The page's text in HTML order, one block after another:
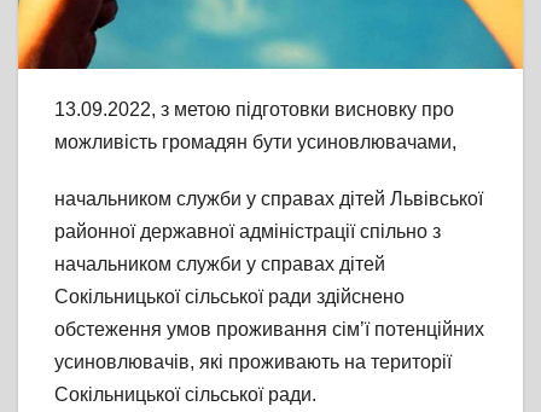
13.09.2022, з метою підготовки висновку про
можливість громадян бути усиновлювачами,
начальником служби у справах дітей Львівської
районної державної адміністрації спільно з
начальником служби у справах дітей
Сокільницької сільської ради здійснено
обстеження умов проживання сім’ї потенційних
усиновлювачів, які проживають на території
Сокільницької сільської ради.